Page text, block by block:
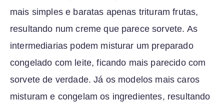
mais simples e baratas apenas trituram frutas,
resultando num creme que parece sorvete. As
intermediarias podem misturar um preparado
congelado com leite, ficando mais parecido com
sorvete de verdade. Já os modelos mais caros
misturam e congelam os ingredientes, resultando